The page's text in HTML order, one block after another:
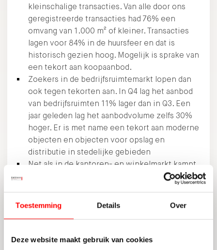
Toestemming Details Over
Deze website maakt gebruik van cookies
kleinschalige transacties. Van alle door ons
geregistreerde transacties had 76% een
omvang van 1.000 m² of kleiner. Transacties
lagen voor 84% in de huursfeer en dat is
historisch gezien hoog. Mogelijk is sprake van
een tekort aan koopaanbod.
Zoekers in de bedrijfsruimtemarkt lopen dan
ook tegen tekorten aan. In Q4 lag het aanbod
van bedrijfsruimten 11% lager dan in Q3. Een
jaar geleden lag het aanbodvolume zelfs 30%
hoger. Er is met name een tekort aan moderne
objecten en objecten voor opslag en
distributie in stedelijke gebieden
Net als in de kantoren- en winkelmarkt kampt
de bedrijfsruimtemarkt met veel structureel en
incourant aanbod. In Q4 nam het structurele
aanbod zelfs toe met 3% tot ruim 1,9 miljoen
m². Van al het aanbod is momenteel 24%
Een deel van dit structurele aanbod betreft